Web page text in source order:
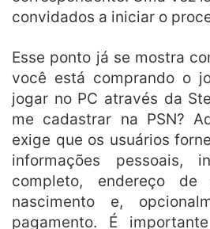
convidados a iniciar o
Esse ponto já se mostra
você está comprando o
jogar no PC através da
me cadastrar na PSN?
exige que os usuários
informações pessoais,
completo, endereço
nascimento e,
pagamento. É